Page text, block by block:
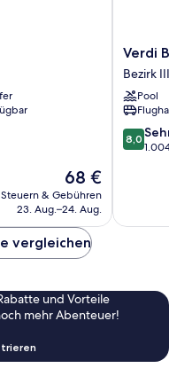
Der
Preis
beträgt
68 €
& Gebühren
23. Aug.–24. Aug.
Verdi
Bezirk
III
Verdi
Bezirk III
Pool
8.0
von
8,0
vergleichen
und Vorteile
mehr Abenteuer!